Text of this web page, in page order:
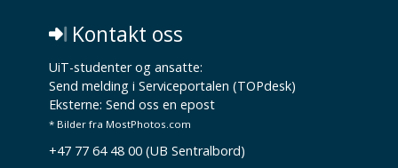
Kontakt oss
UiT-studenter og ansatte:
Send melding i Serviceportalen (TOPdesk)
Eksterne: Send oss en epost
* Bilder fra MostPhotos.com
+47 77 64 48 00 (UB Sentralbord)